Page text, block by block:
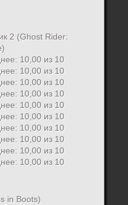
2 (Ghost Rider:
in Boots)